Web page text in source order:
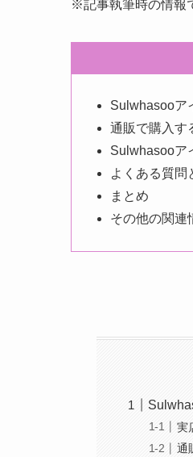
※記事執筆時の情報
Sulwhasooア
通販で購入す
Sulwhasooア
よくある質問
まとめ
その他の関連
実
通